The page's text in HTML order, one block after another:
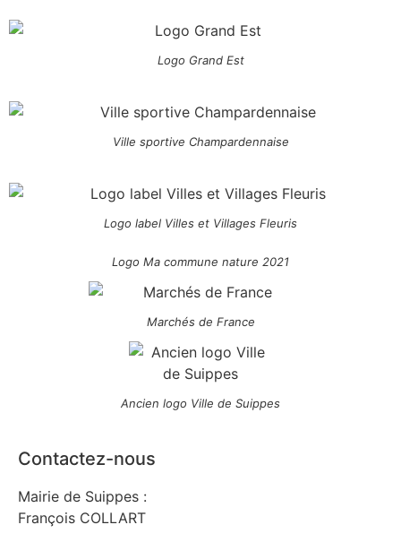
Logo Grand Est
Ville sportive Champardennaise
Logo label Villes et Villages Fleuris
Logo Ma commune nature 2021
Marchés de France
Ancien logo Ville de Suippes
Contactez-nous
Mairie de Suippes :
François COLLART